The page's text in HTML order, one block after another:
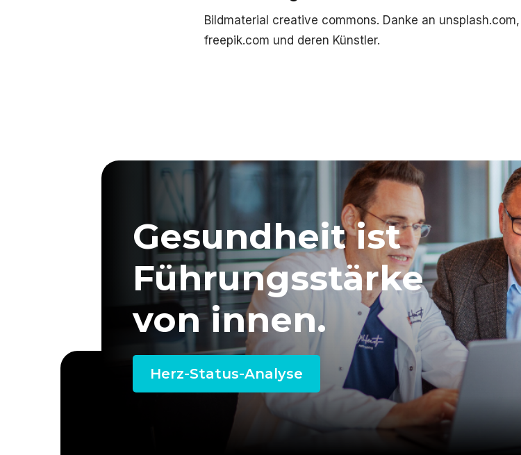
Bildmaterial creative commons. Danke an
freepik.com und deren Künstler.
Gesundheit ist
Führungsstärke
von innen.
Herz-Status-Analyse